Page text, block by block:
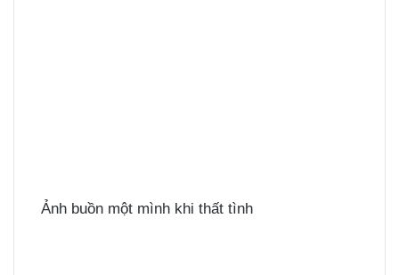
Ảnh buồn một mình khi thất tình